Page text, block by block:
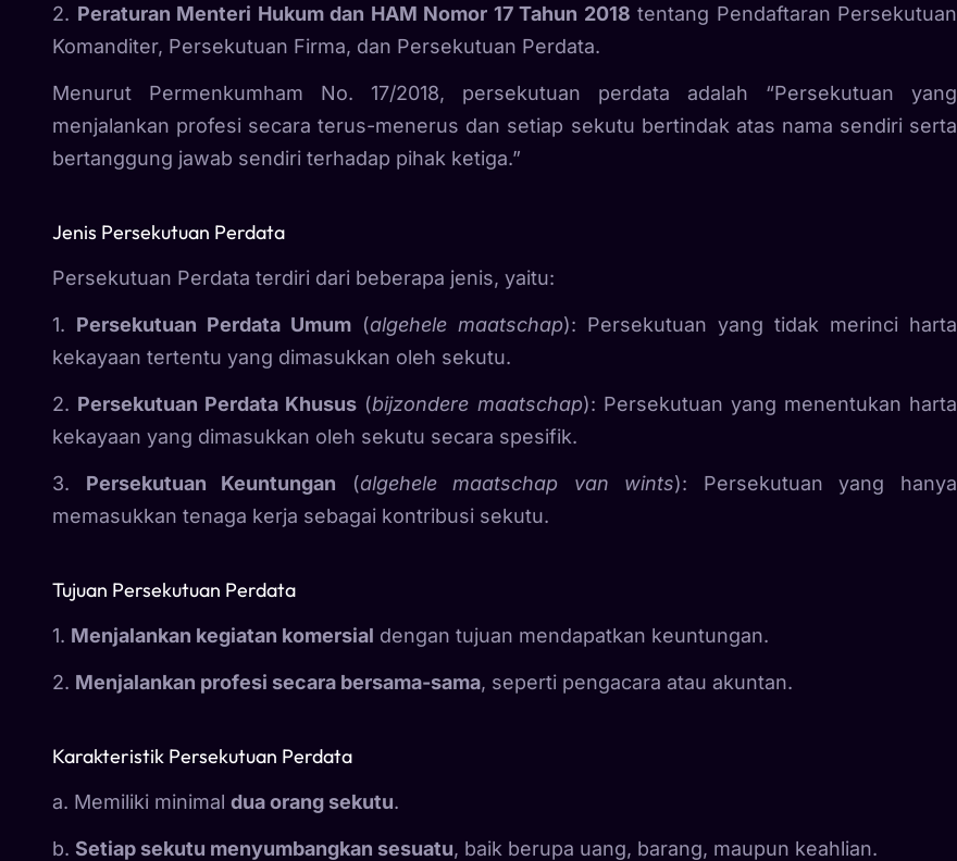
2. Peraturan Menteri Hukum dan HAM Nomor 17 Tahun 2018 tentang Pendaftaran Persekutuan
Komanditer, Persekutuan Firma, dan Persekutuan Perdata.
Menurut Permenkumham No. 17/2018, persekutuan perdata adalah “Persekutuan yang
menjalankan profesi secara terus-menerus dan setiap sekutu bertindak atas nama sendiri serta
bertanggung jawab sendiri terhadap pihak ketiga.”
Jenis Persekutuan Perdata
Persekutuan Perdata terdiri dari beberapa jenis, yaitu:
1. Persekutuan Perdata Umum (algehele maatschap): Persekutuan yang tidak merinci harta
kekayaan tertentu yang dimasukkan oleh sekutu.
2. Persekutuan Perdata Khusus (bijzondere maatschap): Persekutuan yang menentukan harta
kekayaan yang dimasukkan oleh sekutu secara spesifik.
3. Persekutuan Keuntungan (algehele maatschap van wints): Persekutuan yang hanya
memasukkan tenaga kerja sebagai kontribusi sekutu.
Tujuan Persekutuan Perdata
1. Menjalankan kegiatan komersial dengan tujuan mendapatkan keuntungan.
2. Menjalankan profesi secara bersama-sama, seperti pengacara atau akuntan.
Karakteristik Persekutuan Perdata
a. Memiliki minimal dua orang sekutu.
b. Setiap sekutu menyumbangkan sesuatu, baik berupa uang, barang, maupun keahlian.